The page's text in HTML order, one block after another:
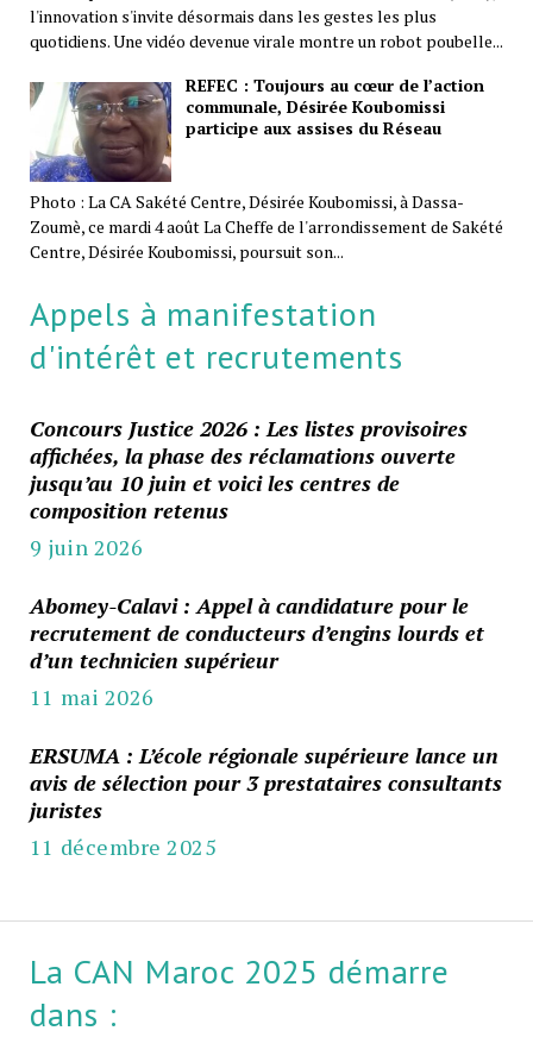
l'innovation s'invite désormais dans les gestes les plus
quotidiens. Une vidéo devenue virale montre un robot poubelle...
REFEC : Toujours au cœur de l’action
communale, Désirée Koubomissi
participe aux assises du Réseau
Photo : La CA Sakété Centre, Désirée Koubomissi, à Dassa-
Zoumè, ce mardi 4 août La Cheffe de l'arrondissement de Sakété
Centre, Désirée Koubomissi, poursuit son...
Appels à manifestation
d'intérêt et recrutements
Concours Justice 2026 : Les listes provisoires
affichées, la phase des réclamations ouverte
jusqu’au 10 juin et voici les centres de
composition retenus
9 juin 2026
Abomey-Calavi : Appel à candidature pour le
recrutement de conducteurs d’engins lourds et
d’un technicien supérieur
11 mai 2026
ERSUMA : L’école régionale supérieure lance un
avis de sélection pour 3 prestataires consultants
juristes
11 décembre 2025
La CAN Maroc 2025 démarre
dans :